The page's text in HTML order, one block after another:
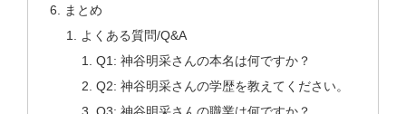
まとめ
よくある質問/Q&A
Q1: 神谷明采さんの本名は何ですか？
Q2: 神谷明采さんの学歴を教えてください。
Q3: 神谷明采さんの職業は何ですか？